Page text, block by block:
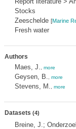
Stocks
Zeeschelde [Marine
Fresh water
Authors
Maes, J. more
Geysen, B. more
Stevens, M. more
Datasets (4)
Breine, J.;